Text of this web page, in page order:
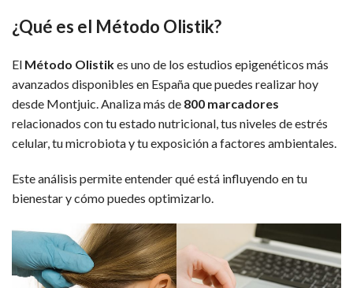
¿Qué es el Método Olistik?
El Método Olistikes uno de los estudios epigenéticos más
avanzados disponibles en España que puedes realizar hoy
desde Montjuic. Analiza más de 800 marcadores
relacionados con tu estado nutricional, tus niveles de estrés
celular, tu microbiota y tu exposición a factores ambientales.
Este análisis permite entender qué está influyendo en tu
bienestar y cómo puedes optimizarlo.